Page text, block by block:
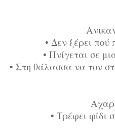
• Δεν ξέρει
• Πνίγεται σε
• Στη θάλασσα να τον
• Τρέφει φίδι